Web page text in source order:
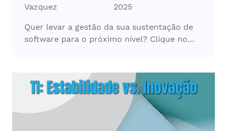
Vazquez
2025
Quer levar a gestão da sua sustentação de
software para o próximo nível? Clique no…